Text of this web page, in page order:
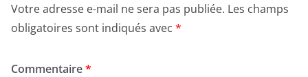
Votre adresse e-mail ne sera pas publiée. Les champs
obligatoires sont indiqués avec *
Commentaire*